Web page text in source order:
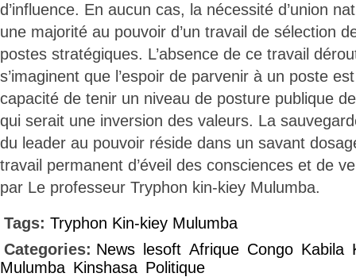
d’influence. En aucun cas, la nécessité d’union
une majorité au pouvoir d’un travail de sélection
postes stratégiques. L’absence de ce travail
s’imaginent que l’espoir de parvenir à un poste
capacité de tenir un niveau de posture publique
qui serait une inversion des valeurs. La
du leader au pouvoir réside dans un savant
travail permanent d’éveil des consciences et de
par Le professeur Tryphon kin-kiey Mulumba.
Tags: Tryphon Kin-kiey Mulumba
Categories: News lesoft Afrique Congo Kabila
Mulumba Kinshasa Politique